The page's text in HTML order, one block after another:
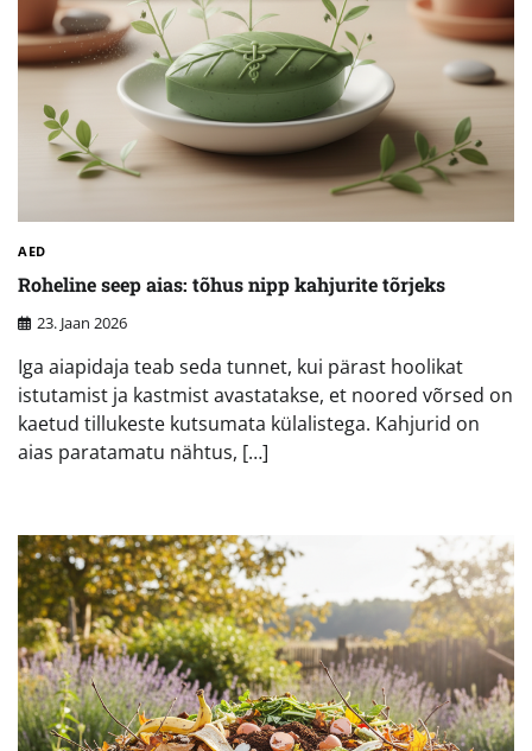
AED
Roheline seep aias: tõhus nipp kahjurite tõrjeks
23. Jaan 2026
Iga aiapidaja teab seda tunnet, kui pärast hoolikat
istutamist ja kastmist avastatakse, et noored võrsed on
kaetud tillukeste kutsumata külalistega. Kahjurid on
aias paratamatu nähtus, […]